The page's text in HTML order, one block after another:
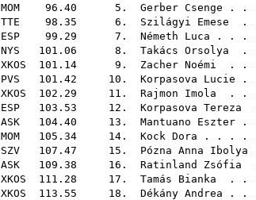
MOM 96.40 5. Gerber Csenge . .
TTE 98.35 6. Szilágyi Emese .
ESP 99.29 7. Németh Luca . . .
NYS 101.06 8. Takács Orsolya .
XKOS 101.14 9. Zacher Noémi . .
PVS 101.42 10. Korpasova Lucie .
XKOS 102.29 11. Rajmon Imola . .
ESP 103.53 12. Korpasova Tereza
ASK 104.40 13. Mantuano Eszter .
MOM 105.34 14. Kock Dora . . . .
SZV 107.47 15. Pózna Anna Ibolya
ASK 109.38 16. Ratinland Zsófia
XKOS 111.28 17. Tamás Bianka . .
XKOS 113.55 18. Dékány Andrea . .